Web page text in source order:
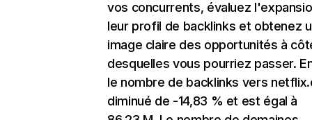
vos concurrents, évaluez
leur profil de backlinks et obtenez
image claire des opportunités à
desquelles vous pourriez passer.
le nombre de backlinks vers
diminué de -14,83 % et est égal à